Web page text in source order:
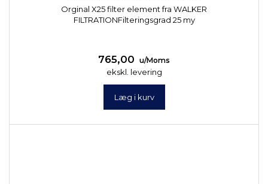
Orginal X25 filter element fra WALKER
FILTRATIONFilteringsgrad 25 my
765,00 u/Moms
ekskl. levering
Læg i kurv